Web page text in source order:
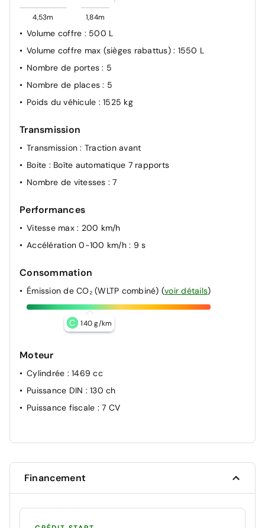
4,53m 1,84m
Volume coffre : 500 L
Volume coffre max (sièges rabattus) : 1550 L
Nombre de portes: 5
Nombre de places: 5
Poids du véhicule : 1525 kg
Transmission
Transmission: Traction avant
Boite : Boîte automatique 7 rapports
Nombre de vitesses : 7
Performances
Vitesse max : 200 km/h
Accélération 0-100 km/h : 9 s
Consommation
Émission de CO₂ (WLTP combiné) (voir détails)
C 140 g/km
Moteur
Cylindrée : 1469 cc
Puissance DIN : 130 ch
Puissance fiscale : 7 CV
Financement